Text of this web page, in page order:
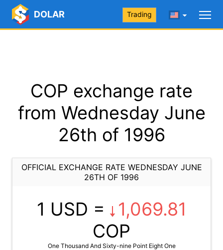
DOLAR Trading
COP exchange rate
from Wednesday June
26th of 1996
OFFICIAL EXCHANGE RATE WEDNESDAY JUNE
26TH OF 1996
1 USD =
1,069.81
COP
One Thousand And Sixty-nine Point Eight One